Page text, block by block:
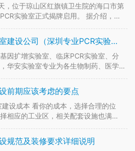
院检验科P…
，位于琼山区红旗镇卫生院的海口市第
实验室正式揭牌启用。 据介绍，实
，将红旗镇卫生院检验科一并融入功能
同组成基层卫生检验中心。实验室由
…
深圳PCR实验室建设公司（深圳专业PCR实验室装修设计服务）
因扩增实验室、临床PCR实验室、分
华安实验室专业为各生物制药、医学
师提供实验室设计规划布局、实验室
包括实验室系统改造，实验室上下水
及强弱电系统…
前期应该考虑的要点
设成本 看你的成本，选择合理的位
相应的工业区，相关配套设施也满
射保护和生物安全保护。因此，PCR
在干净安静的地方，远离生活区、商
规范及装修要求详细说明